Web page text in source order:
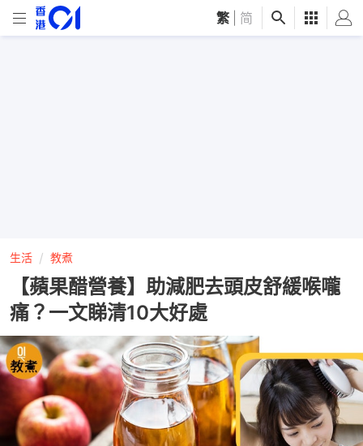
繁 简
生活 教煮
【蘋果醋營養】助減肥去頭皮舒緩喉嚨
痛？一文睇清10大好處